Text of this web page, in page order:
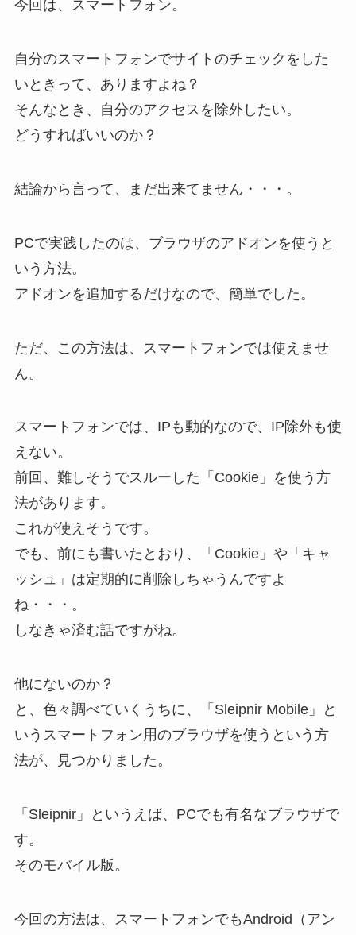
今回は、スマートフォン。
自分のスマートフォンでサイトのチェックをした
いときって、ありますよね？
そんなとき、自分のアクセスを除外したい。
どうすればいいのか？
結論から言って、まだ出来てません・・・。
PCで実践したのは、ブラウザのアドオンを使うと
いう方法。
アドオンを追加するだけなので、簡単でした。
ただ、この方法は、スマートフォンでは使えませ
ん。
スマートフォンでは、IPも動的なので、IP除外も使
えない。
前回、難しそうでスルーした「Cookie」を使う方
法があります。
これが使えそうです。
でも、前にも書いたとおり、「Cookie」や「キャ
ッシュ」は定期的に削除しちゃうんですよ
ね・・・。
しなきゃ済む話ですがね。
他にないのか？
と、色々調べていくうちに、「Sleipnir Mobile」と
いうスマートフォン用のブラウザを使うという方
法が、見つかりました。
「Sleipnir」というえば、PCでも有名なブラウザで
す。
そのモバイル版。
今回の方法は、スマートフォンでもAndroid（アン